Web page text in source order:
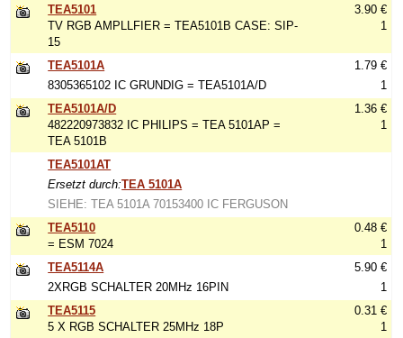
TEA5101
TV RGB AMPLLFIER = TEA5101B CASE: SIP-
15
3.90 €
1
TEA5101A
8305365102 IC GRUNDIG = TEA5101A/D
1.79 €
1
TEA5101A/D
482220973832 IC PHILIPS = TEA 5101AP =
TEA 5101B
1.36 €
1
TEA5101AT
Ersetzt durch:TEA 5101A
SIEHE: TEA 5101A 70153400 IC FERGUSON
TEA5110
= ESM 7024
0.48 €
1
TEA5114A
2XRGB SCHALTER 20MHz 16PIN
5.90 €
1
TEA5115
5 X RGB SCHALTER 25MHz 18P
0.31 €
1